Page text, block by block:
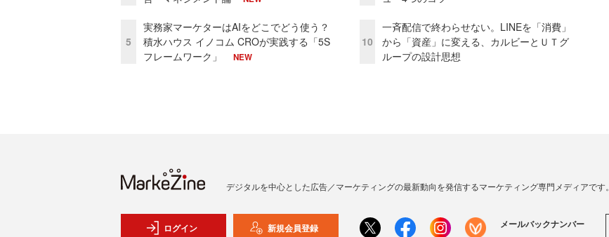
5
実務家マーケターはAIをどこでどう使う？
積水ハウス イノコム CROが実践する「5S
フレームワーク」
NEW
10
一斉配信で終わらせない。LINEを「消費」
から「資産」に変える、カルビーとＵＴグ
ループの設計思想
デジタルを中心とした広告／マーケティングの最新動向を発信するマーケティング専門メディアです。
ログイン 新規会員登録 メールバックナンバー